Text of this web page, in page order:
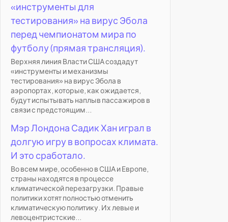
«инструменты для
тестирования» на вирус Эбола
перед чемпионатом мира по
футболу (прямая трансляция).
Верхняя линия Власти США создадут
«инструменты и механизмы
тестирования» на вирус Эбола в
аэропортах, которые, как ожидается,
будут испытывать наплыв пассажиров в
связи с предстоящим...
Мэр Лондона Садик Хан играл в
долгую игру в вопросах климата.
И это сработало.
Во всем мире, особенно в США и Европе,
страны находятся в процессе
климатической перезагрузки. Правые
политики хотят полностью отменить
климатическую политику. Их левые и
левоцентристские...